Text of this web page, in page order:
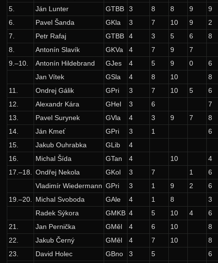
5.
Ján Lunter GTBB 3 8 8 9
9
6.
Pavel Šanda GKla 3 7 10 9
2
7.
Petr Rafaj GTBB 4 3 5 6
8
8.
Antonín Slavík GKVa 4 7 9
7
9.–10.
Antonín Hildebrand GJes 4 5 9 0
6
Jan Vítek
GSla 4 8 10
8
11.
Ondrej Gálik GPri 3 7 10 5
6
12.
Alexandr Kára GHel 3 6
7
13.
Pavel Surynek GVla 4 3 9 7
8
14.
Ján Kmeť GPri 3 1
6
15.
Jakub Ouhrabka GLib
4
16.
Michal Šída GTan 4 10
4
17.–18. Ondřej Nekola GKol 3 7 1
6
Vladimír Wiedermann GPri 3 1 9 2
6
19.–20. Michal Svoboda GAle 4 1 8
3
Radek Sýkora
GMKB 4 5 10 4
6
21.
Jan Pernička GMěl 4 6 10
8
22.
Jakub Černý GMěl 4 7 10
8
23.
David Holec GBno 3 5
6
35. ročník: 22/23
34. ročník: 21/22
33. ročník: 20/21
32. ročník: 19/20
31. ročník: 18/19
30. ročník: 17/18
29. ročník: 16/17
28. ročník: 15/16
27. ročník: 14/15
26. ročník: 13/14
25. ročník: 12/13
24. ročník: 11/12
23. ročník: 10/11
22. ročník: 09/10
21. ročník: 08/09
20. ročník: 07/08